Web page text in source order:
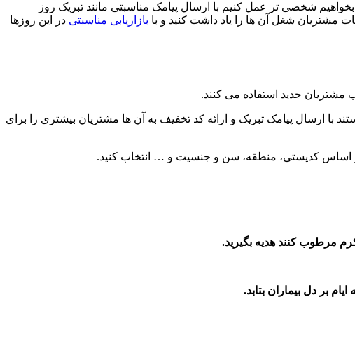
شخصی تر عمل کنیم با ارسال پیامک مناسبتی مانند تبریک روز
مشتریان شغل آن ها را یاد داشت کنید و با بازاریابی مناسبتی در این روزها
جدید استفاده می کنند.
ارسال پیامک تبریک و ارائه کد تخفیف به آن ها مشتریان بیشتری را برای
مرطوب کنند هدیه بگیرید.
بر دل بیماران بتابد.